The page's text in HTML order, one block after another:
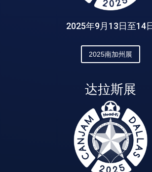
2025年9月13日至14
2025南加州展
达拉斯展